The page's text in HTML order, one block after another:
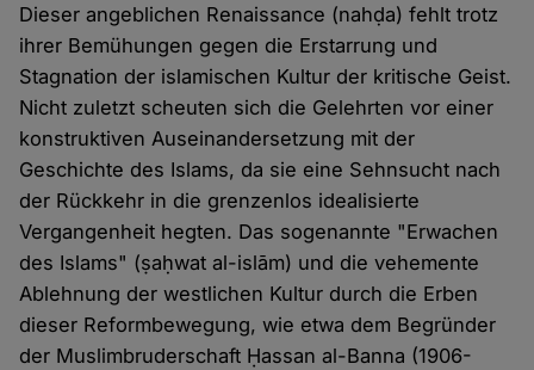
Dieser angeblichen Renaissance (nahḍa) fehlt trotz
ihrer Bemühungen gegen die Erstarrung und
Stagnation der islamischen Kultur der kritische Geist.
Nicht zuletzt scheuten sich die Gelehrten vor einer
konstruktiven Auseinandersetzung mit der
Geschichte des Islams, da sie eine Sehnsucht nach
der Rückkehr in die grenzenlos idealisierte
Vergangenheit hegten. Das sogenannte "Erwachen
des Islams" (ṣaḥwat al-islām) und die vehemente
Ablehnung der westlichen Kultur durch die Erben
dieser Reformbewegung, wie etwa dem Begründer
der Muslimbruderschaft Ḥassan al-Banna (1906-